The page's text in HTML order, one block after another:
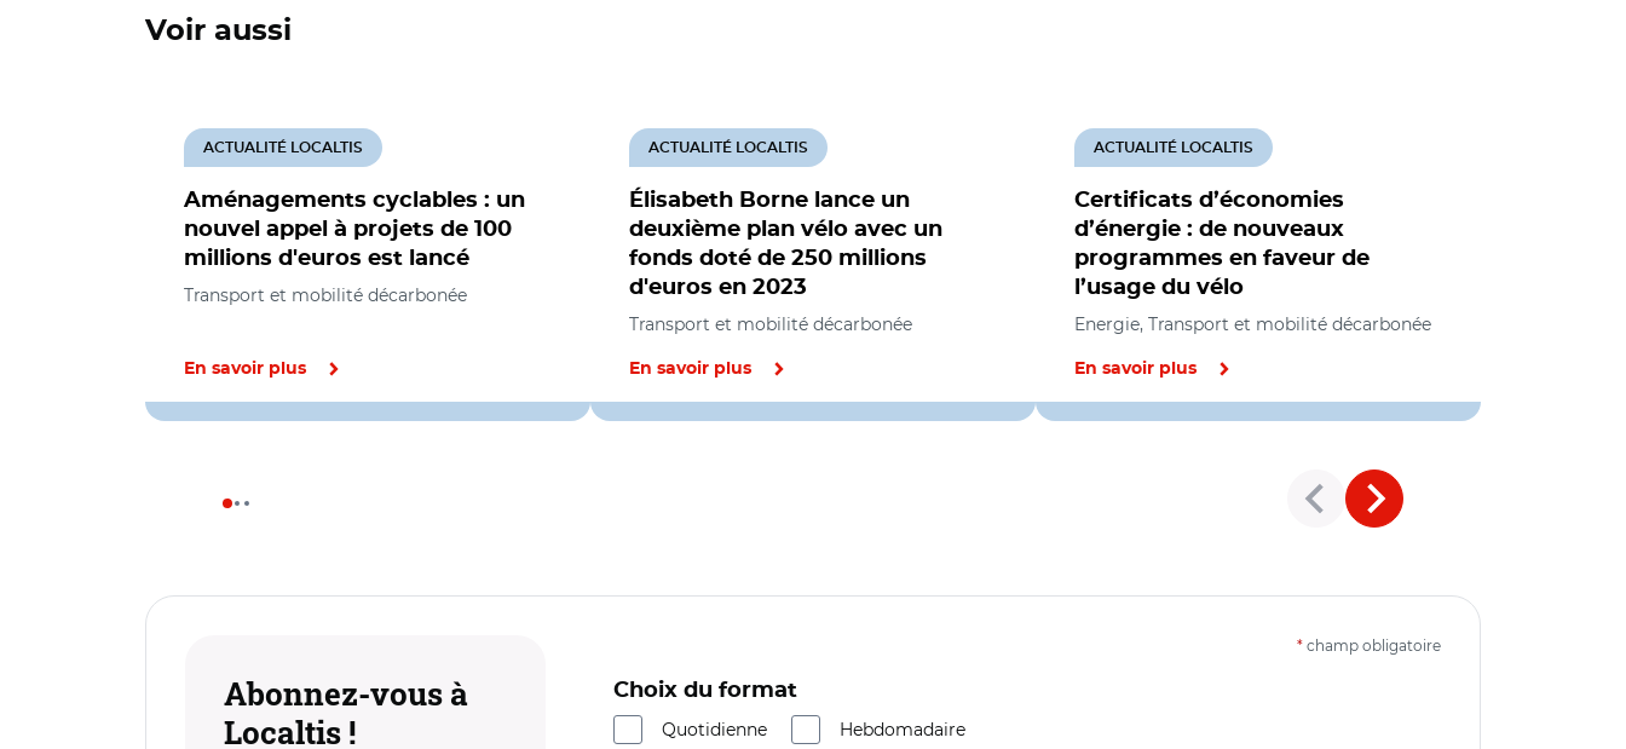
Voir aussi
Aménagements cyclables : un
nouvel appel à projets de 100
millions d'euros est lancé
ACTUALITÉ LOCALTIS
Transport et mobilité décarbonée
En savoir plus
Élisabeth Borne lance un
deuxième plan vélo avec un
fonds doté de 250 millions
d'euros en 2023
ACTUALITÉ LOCALTIS
Transport et mobilité décarbonée
En savoir plus
Certificats d’économies
d’énergie : de nouveaux
programmes en faveur de
l’usage du vélo
ACTUALITÉ LOCALTIS
Energie, Transport et mobilité décarbonée
En savoir plus
Abonnez-vous à
Localtis !
* champ obligatoire
Choix du format
Quotidienne
Hebdomadaire